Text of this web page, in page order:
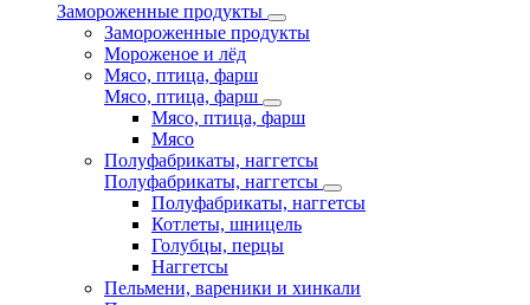
Замороженные продукты
Замороженные продукты
Мороженое и лёд
Мясо, птица, фарш
Мясо, птица, фарш
Мясо, птица, фарш
Мясо
Полуфабрикаты, наггетсы
Полуфабрикаты, наггетсы
Полуфабрикаты, наггетсы
Котлеты, шницель
Голубцы, перцы
Наггетсы
Пельмени, вареники и хинкали